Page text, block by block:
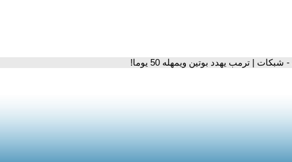
- شبكات | ترمب يهدد بوتين ويمهله 50 يوما!